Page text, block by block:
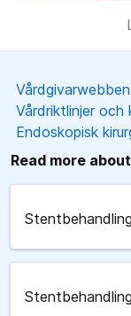
Vårdriktlinjer och
Endoskopisk
Read more